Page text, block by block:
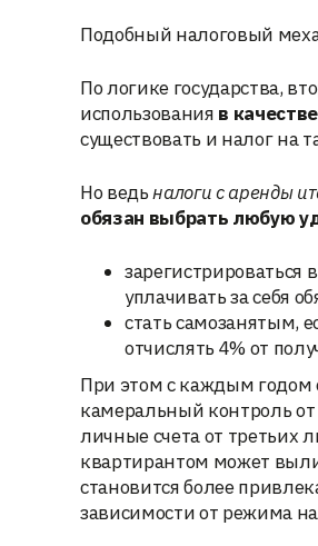
Подобный налоговый
По логике государства,
использования в
существовать и налог на
Но ведьналоги с аренды
обязан выбрать любую
зарегистрироваться
уплачивать за себя
стать самозанятым,
отчислять 4% от
При этом с каждым годом
камеральный контроль
личные счета от третьих
квартирантом может
становится более
зависимости от режима